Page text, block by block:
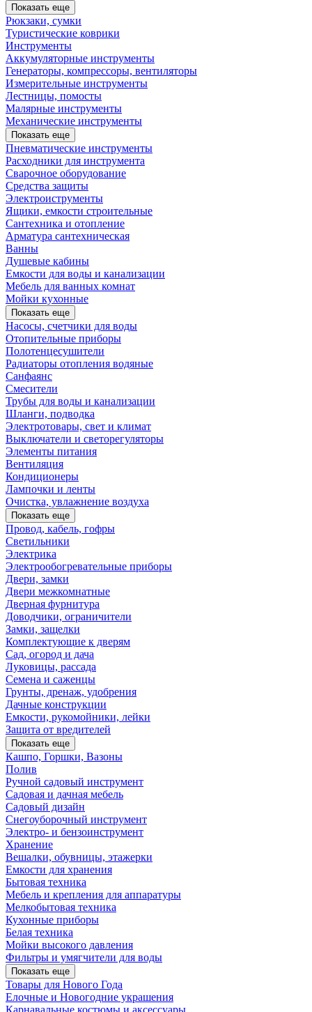
Показать еще
Рюкзаки, сумки
Туристические коврики
Инструменты
Аккумуляторные инструменты
Генераторы, компрессоры, вентиляторы
Измерительные инструменты
Лестницы, помосты
Малярные инструменты
Механические инструменты
Показать еще
Пневматические инструменты
Расходники для инструмента
Сварочное оборудование
Средства защиты
Электроиструменты
Ящики, емкости строительные
Сантехника и отопление
Арматура сантехническая
Ванны
Душевые кабины
Емкости для воды и канализации
Мебель для ванных комнат
Мойки кухонные
Показать еще
Насосы, счетчики для воды
Отопительные приборы
Полотенцесушители
Радиаторы отопления водяные
Санфаянс
Смесители
Трубы для воды и канализации
Шланги, подводка
Электротовары, свет и климат
Выключатели и светорегуляторы
Элементы питания
Вентиляция
Кондиционеры
Лампочки и ленты
Очистка, увлажнение воздуха
Показать еще
Провод, кабель, гофры
Светильники
Электрика
Электрообогревательные приборы
Двери, замки
Двери межкомнатные
Дверная фурнитура
Доводчики, ограничители
Замки, защелки
Комплектующие к дверям
Сад, огород и дача
Луковицы, рассада
Семена и саженцы
Грунты, дренаж, удобрения
Дачные конструкции
Емкости, рукомойники, лейки
Защита от вредителей
Показать еще
Кашпо, Горшки, Вазоны
Полив
Ручной садовый инструмент
Садовая и дачная мебель
Садовый дизайн
Снегоуборочный инструмент
Электро- и бензоинструмент
Хранение
Вешалки, обувницы, этажерки
Емкости для хранения
Бытовая техника
Мебель и крепления для аппаратуры
Мелкобытовая техника
Кухонные приборы
Белая техника
Мойки высокого давления
Фильтры и умягчители для воды
Показать еще
Товары для Нового Года
Елочные и Новогодние украшения
Карнавальные костюмы и аксессуары